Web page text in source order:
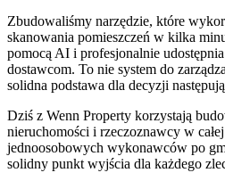
Zbudowaliśmy narzędzie, które
skanowania pomieszczeń w kilka
pomocą AI i profesjonalnie
dostawcom. To nie system do
solidna podstawa dla decyzji
Dziś z Wenn Property korzystają
nieruchomości i rzeczoznawcy w
jednoosobowych wykonawców po
solidny punkt wyjścia dla każdego